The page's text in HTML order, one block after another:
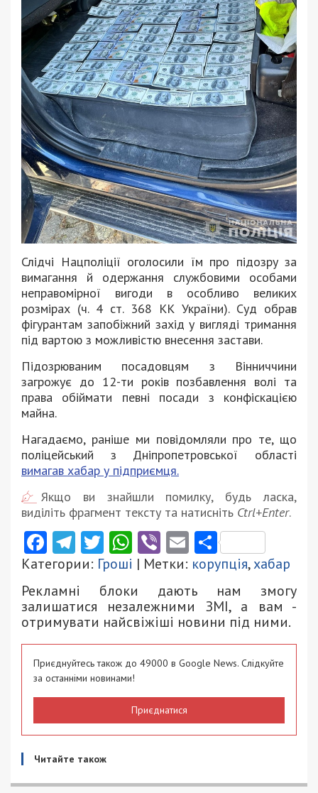
Слідчі Нацполіції оголосили їм про підозру за
вимагання й одержання службовими особами
неправомірної вигоди в особливо великих
розмірах (ч. 4 ст. 368 КК України). Суд обрав
фігурантам запобіжний захід у вигляді тримання
під вартою з можливістю внесення застави.
Підозрюваним посадовцям з Вінниччини
загрожує до 12-ти років позбавлення волі та
права обіймати певні посади з конфіскацією
майна.
Нагадаємо, раніше ми повідомляли про те, що
поліцейський з Дніпропетровської області
вимагав хабар у підприємця.
Якщо ви знайшли помилку, будь ласка,
виділіть фрагмент тексту та натисніть Ctrl+Enter.
Facebook
Telegram
Twitter
WhatsApp
ViberEmail
Категории: Гроші | Метки: корупція,хабар
Рекламні блоки дають нам змогу
залишатися незалежними ЗМІ, а вам -
отримувати найсвіжіші новини під ними.
Приєднуйтесь також до 49000 в Google News. Слідкуйте
за останніми новинами!
Приєднатися
Читайте також